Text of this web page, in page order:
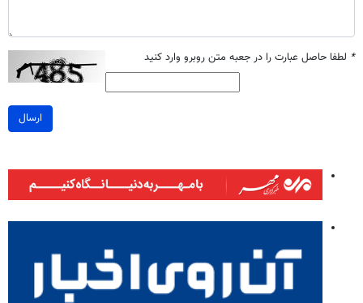
* لطفا حاصل عبارت را در جعبه متن روبرو وارد کنید
ارسال